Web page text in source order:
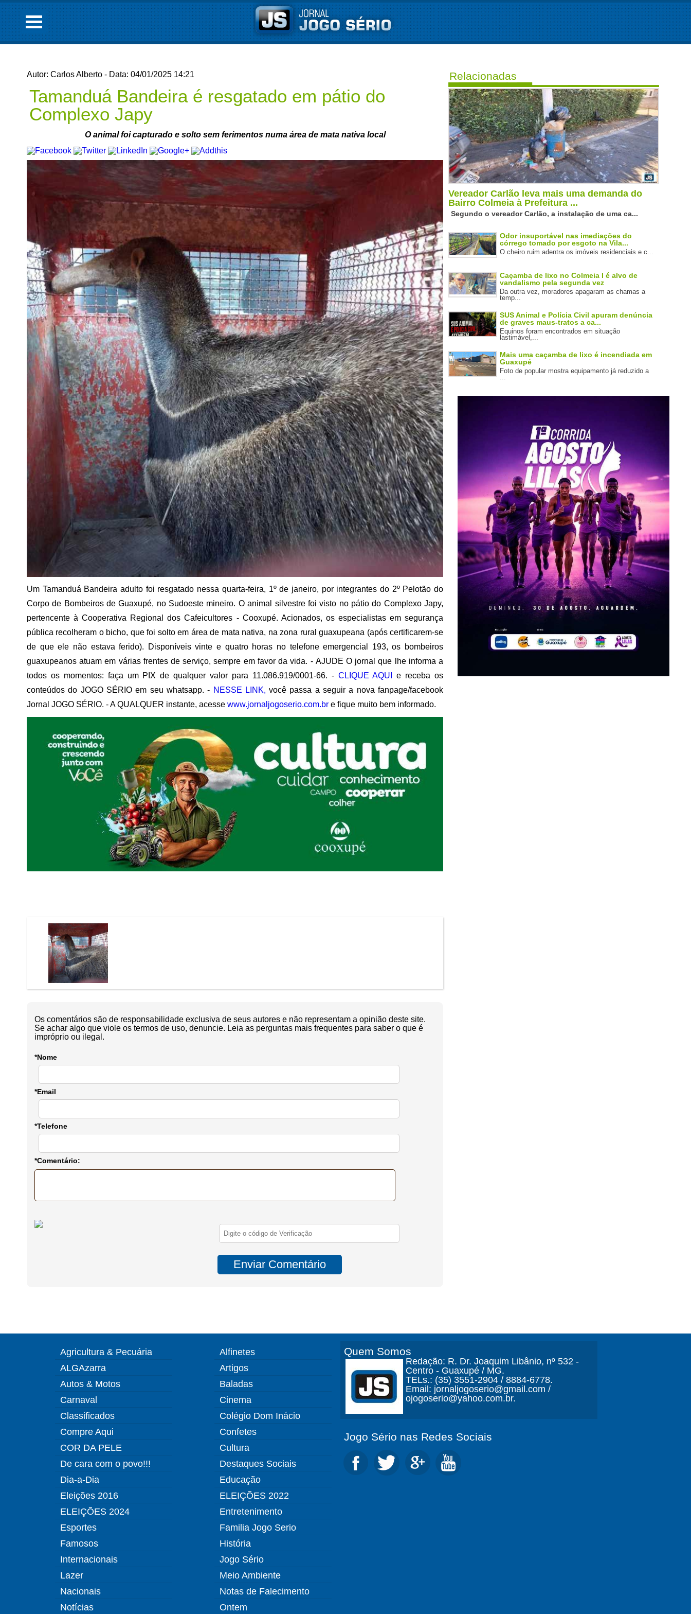
Autor: Carlos Alberto - Data: 04/01/2025 14:21
Tamanduá Bandeira é resgatado em pátio do
Complexo Japy
O animal foi capturado e solto sem ferimentos numa área de mata nativa local
Um Tamanduá Bandeira adulto foi resgatado nessa quarta-feira, 1º de janeiro, por integrantes do 2º Pelotão do
Corpo de Bombeiros de Guaxupé, no Sudoeste mineiro. O animal silvestre foi visto no pátio do Complexo Japy,
pertencente à Cooperativa Regional dos Cafeicultores - Cooxupé. Acionados, os especialistas em segurança
pública recolheram o bicho, que foi solto em área de mata nativa, na zona rural guaxupeana (após certificarem-se
de que ele não estava ferido). Disponíveis vinte e quatro horas no telefone emergencial 193, os bombeiros
guaxupeanos atuam em várias frentes de serviço, sempre em favor da vida. - AJUDE O jornal que lhe informa a
todos os momentos: faça um PIX de qualquer valor para 11.086.919/0001-66. - CLIQUE AQUI
e receba os
conteúdos do JOGO SÉRIO em seu whatsapp. - NESSE LINK, você passa a seguir a nova fanpage/facebook
Jornal JOGO SÉRIO. - A QUALQUER instante, acesse www.jornaljogoserio.com.br e fique muito bem informado.
Os comentários são de responsabilidade exclusiva de seus autores e não representam a opinião deste site.
Se achar algo que viole os termos de uso, denuncie. Leia as perguntas mais frequentes para saber o que é
impróprio ou ilegal.
*Nome
*Email
*Telefone
*Comentário:
Relacionadas
Vereador Carlão leva mais uma demanda do
Bairro Colmeia à Prefeitura ...
Segundo o vereador Carlão, a instalação de uma ca...
Odor insuportável nas imediações do
córrego tomado por esgoto na Vila...
O cheiro ruim adentra os imóveis residenciais e c...
Caçamba de lixo no Colmeia I é alvo de
vandalismo pela segunda vez
Da outra vez, moradores apagaram as chamas a
temp...
SUS Animal e Polícia Civil apuram denúncia
de graves maus-tratos a ca...
Equinos foram encontrados em situação
lastimável,...
Mais uma caçamba de lixo é incendiada em
Guaxupé
Foto de popular mostra equipamento já reduzido a
...
Agricultura & Pecuária
ALGAzarra
Autos & Motos
Carnaval
Classificados
Compre Aqui
COR DA PELE
De cara com o povo!!!
Dia-a-Dia
Eleições 2016
ELEIÇÕES 2024
Esportes
Famosos
Internacionais
Lazer
Nacionais
Notícias
Alfinetes
Artigos
Baladas
Cinema
Colégio Dom Inácio
Confetes
Cultura
Destaques Sociais
Educação
ELEIÇÕES 2022
Entretenimento
Familia Jogo Serio
História
Jogo Sério
Meio Ambiente
Notas de Falecimento
Ontem
Quem Somos
Redação: R. Dr. Joaquim Libânio, nº 532 -
Centro - Guaxupé / MG.
TELs.: (35) 3551-2904 / 8884-6778.
Email: jornaljogoserio@gmail.com /
ojogoserio@yahoo.com.br.
Jogo Sério nas Redes Sociais